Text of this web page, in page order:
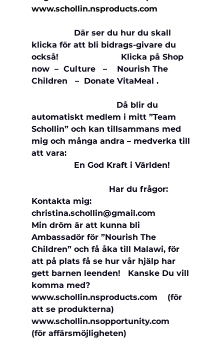
www.schollin.nsproducts.com
Där ser du hur du skall
klicka för att bli bidrags-givare du
också!                         Klicka på Shop
now  –  Culture   –    Nourish The
Children   –  Donate VitaMeal .
Då blir du
automatiskt medlem i mitt ”Team
Schollin” och kan tillsammans med
mig och många andra – medverka till
att vara:
En God Kraft i Världen!
Har du frågor:
Kontakta mig:
christina.schollin@gmail.com
Min dröm är att kunna bli
Ambassadör för ”Nourish The
Children” och få åka till Malawi, för
att på plats få se hur vår hjälp har
gett barnen leenden!   Kanske Du vill
komma med?
www.schollin.nsproducts.com    (för
att se produkterna)
www.schollin.nsopportunity.com
(för affärsmöjligheten)